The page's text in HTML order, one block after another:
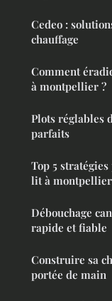
Cedeo :
chauffage
Comment
à montpellier ?
Plots réglables
parfaits
Top 5
lit à montpellier
Débouchage
rapide et fiable
Construire sa
portée de main